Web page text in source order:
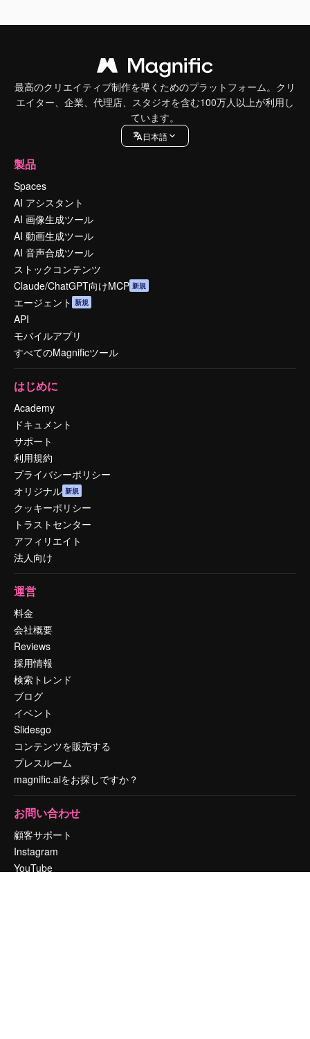
最高のクリエイティブ制作を導くためのプラットフォーム。クリ
エイター、企業、代理店、スタジオを含む100万人以上が利用し
ています。
日本語
製品
Spaces
AI アシスタント
AI 画像生成ツール
AI 動画生成ツール
AI 音声合成ツール
ストックコンテンツ
Claude/ChatGPT向けMCP 新規
エージェント 新規
API
モバイルアプリ
すべてのMagnificツール
はじめに
Academy
ドキュメント
サポート
利用規約
プライバシーポリシー
オリジナル 新規
クッキーポリシー
トラストセンター
アフィリエイト
法人向け
運営
料金
会社概要
Reviews
採用情報
検索トレンド
ブログ
イベント
Slidesgo
コンテンツを販売する
プレスルーム
magnific.aiをお探しですか？
お問い合わせ
顧客サポート
Instagram
YouTube